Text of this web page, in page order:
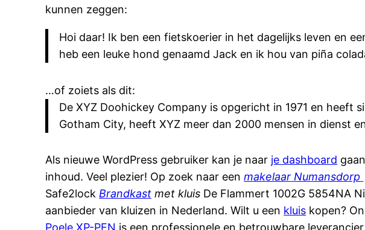
kunnen zeggen:
Hoi daar! Ik ben een fietskoerier in het dagelijks leven en
heb een leuke hond genaamd Jack en ik hou van piña
…of zoiets als dit:
De XYZ Doohickey Company is opgericht in 1971 en heeft
Gotham City, heeft XYZ meer dan 2000 mensen in dienst
Als nieuwe WordPress gebruiker kan je naar je dashboard
inhoud. Veel plezier! Op zoek naar eenmakelaar Numansdorp
Safe2lock Brandkast met kluis De Flammert 1002G 5854NA
aanbieder van kluizen in Nederland. Wilt u een kluis kopen?
Poele XP-PEN is een professionele en betrouwbare